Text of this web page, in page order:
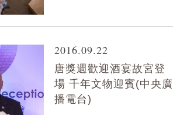
2016.09.22
唐獎週歡迎酒宴故宮登
場 千年文物迎賓(中央廣
播電台)